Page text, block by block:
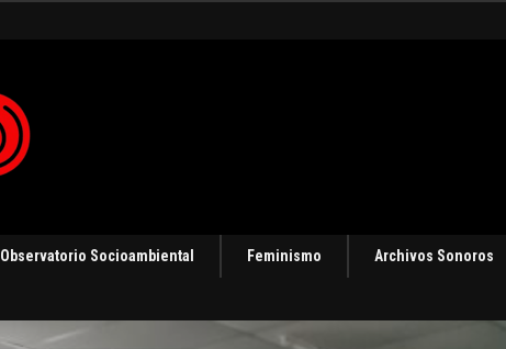
Observatorio Socioambiental Feminismo Archivos Sonoros